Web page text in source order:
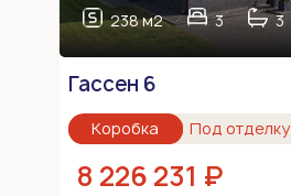
238 м2 3 3
Гассен 6
Коробка Под отделку
8 226 231 ₽